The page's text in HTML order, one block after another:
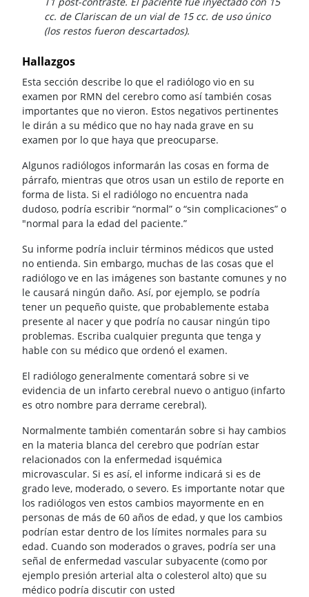
cc. de Clariscan de un vial de 15 cc. de uso único
(los restos fueron descartados).
Hallazgos
Esta sección describe lo que el radiólogo vio en su
examen por RMN del cerebro como así también cosas
importantes que no vieron. Estos negativos pertinentes
le dirán a su médico que no hay nada grave en su
examen por lo que haya que preocuparse.
Algunos radiólogos informarán las cosas en forma de
párrafo, mientras que otros usan un estilo de reporte en
forma de lista. Si el radiólogo no encuentra nada
dudoso, podría escribir “normal” o “sin complicaciones” o
"normal para la edad del paciente.”
Su informe podría incluir términos médicos que usted
no entienda. Sin embargo, muchas de las cosas que el
radiólogo ve en las imágenes son bastante comunes y no
le causará ningún daño. Así, por ejemplo, se podría
tener un pequeño quiste, que probablemente estaba
presente al nacer y que podría no causar ningún tipo
problemas. Escriba cualquier pregunta que tenga y
hable con su médico que ordenó el examen.
El radiólogo generalmente comentará sobre si ve
evidencia de un infarto cerebral nuevo o antiguo (infarto
es otro nombre para derrame cerebral).
Normalmente también comentarán sobre si hay cambios
en la materia blanca del cerebro que podrían estar
relacionados con la enfermedad isquémica
microvascular. Si es así, el informe indicará si es de
grado leve, moderado, o severo. Es importante notar que
los radiólogos ven estos cambios mayormente en en
personas de más de 60 años de edad, y que los cambios
podrían estar dentro de los límites normales para su
edad. Cuando son moderados o graves, podría ser una
señal de enfermedad vascular subyacente (como por
ejemplo presión arterial alta o colesterol alto) que su
médico podría discutir con usted